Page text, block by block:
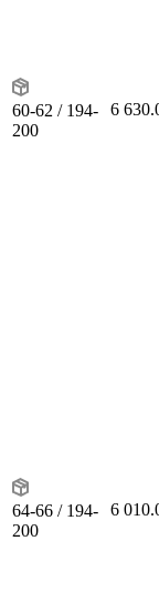
60-62 / 194-
200
6
64-66 / 194-
200
6